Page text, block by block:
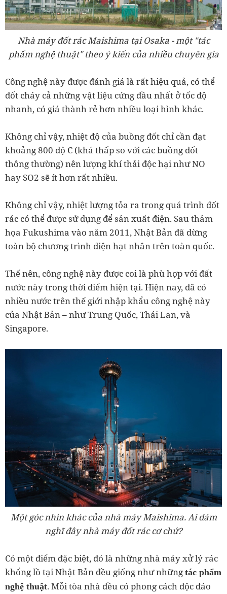
Nhà máy đốt rác Maishima tại Osaka - một "tác
phẩm nghệ thuật" theo ý kiến của nhiều chuyên gia
Công nghệ này được đánh giá là rất hiệu quả, có thể
đốt cháy cả những vật liệu cứng đầu nhất ở tốc độ
nhanh, có giá thành rẻ hơn nhiều loại hình khác.
Không chỉ vậy, nhiệt độ của buồng đốt chỉ cần đạt
khoảng 800 độ C (khá thấp so với các buồng đốt
thông thường) nên lượng khí thải độc hại như NO
hay SO2 sẽ ít hơn rất nhiều.
Không chỉ vậy, nhiệt lượng tỏa ra trong quá trình đốt
rác có thể được sử dụng để sản xuất điện. Sau thảm
họa Fukushima vào năm 2011, Nhật Bản đã dừng
toàn bộ chương trình điện hạt nhân trên toàn quốc.
Thế nên, công nghệ này được coi là phù hợp với đất
nước này trong thời điểm hiện tại. Hiện nay, đã có
nhiều nước trên thế giới nhập khẩu công nghệ này
của Nhật Bản – như Trung Quốc, Thái Lan, và
Singapore.
Một góc nhìn khác của nhà máy Maishima. Ai dám
nghĩ đây nhà máy đốt rác cơ chứ?
Có một điểm đặc biệt, đó là những nhà máy xử lý rác
khổng lồ tại Nhật Bản đều giống như những tác phẩm
nghệ thuật. Mỗi tòa nhà đều có phong cách độc đáo